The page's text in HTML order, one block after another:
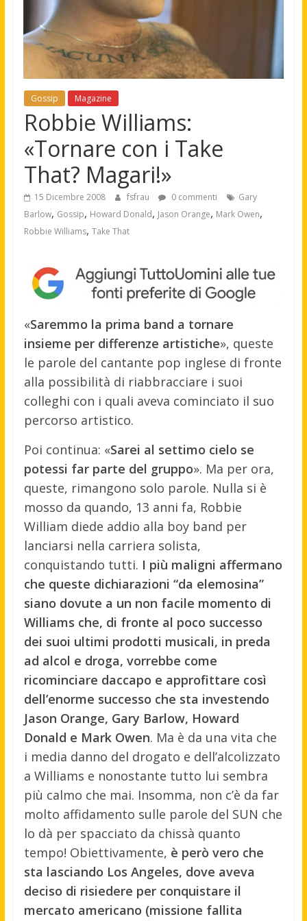
Gossip Magazine
Robbie Williams:
«Tornare con i Take
That? Magari!»
15 Dicembre 2008 fsfrau 0 commenti
Gary
Barlow, Gossip, Howard Donald, Jason Orange, Mark Owen,
Robbie Williams, Take That
«Saremmo la prima band a tornare
insieme per differenze artistiche», queste
le parole del cantante pop inglese di fronte
alla possibilità di riabbracciare i suoi
colleghi con i quali aveva cominciato il suo
percorso artistico.
Poi continua: «Sarei al settimo cielo se
potessi far parte del gruppo». Ma per ora,
queste, rimangono solo parole. Nulla si è
mosso da quando, 13 anni fa, Robbie
William diede addio alla boy band per
lanciarsi nella carriera solista,
conquistando tutti. I più maligni affermano
che queste dichiarazioni “da elemosina”
siano dovute a un non facile momento di
Williams che, di fronte al poco successo
dei suoi ultimi prodotti musicali, in preda
ad alcol e droga, vorrebbe come
ricominciare daccapo e approfittare così
dell’enorme successo che sta investendo
Jason Orange, Gary Barlow, Howard
Donald e Mark Owen. Ma è da una vita che
i media danno del drogato e dell’alcolizzato
a Williams e nonostante tutto lui sembra
più calmo che mai. Insomma, non c’è da far
molto affidamento sulle parole del SUN che
lo dà per spacciato da chissà quanto
tempo! Obiettivamente, è però vero che
sta lasciando Los Angeles, dove aveva
deciso di risiedere per conquistare il
mercato americano (missione fallita